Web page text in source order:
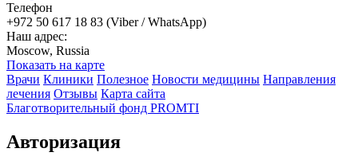
Телефон
+972 50 617 18 83 (Viber / WhatsApp)
Наш адрес:
Moscow, Russia
Показать на карте
Врачи Клиники Полезное Новости медицины Направления
лечения Отзывы Карта сайта
Благотворительный фонд PROMTI
Авторизация